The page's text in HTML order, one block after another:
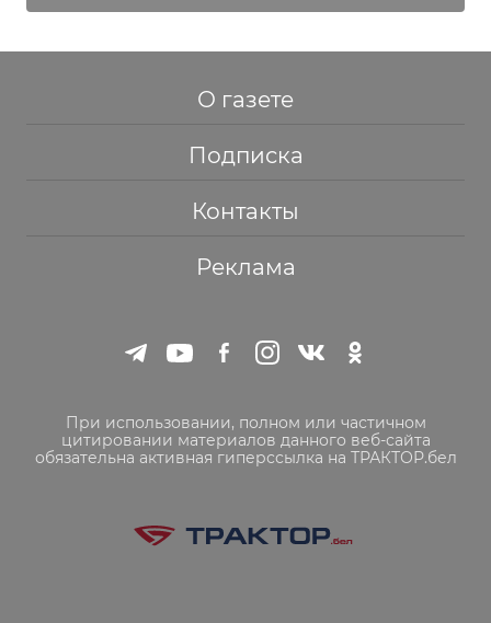
О газете
Подписка
Контакты
Реклама
При использовании, полном или частичном
цитировании материалов данного веб-сайта
обязательна активная гиперссылка на ТРАКТОР.бел